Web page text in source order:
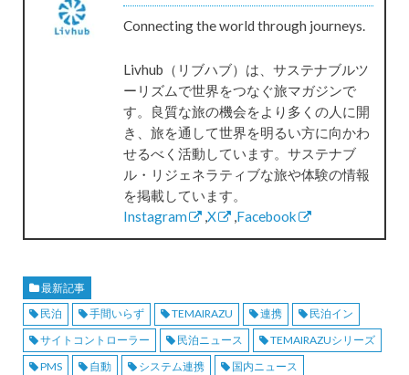
Connecting the world through journeys.
Livhub（リブハブ）は、サステナブルツ
ーリズムで世界をつなぐ旅マガジンで
す。良質な旅の機会をより多くの人に開
き、旅を通して世界を明るい方に向かわ
せるべく活動しています。サステナブ
ル・リジェネラティブな旅や体験の情報
を掲載しています。
Instagram
X Facebook
最新記事
民泊
手間いらず TEMAIRAZU 連携
民泊イン
サイトコントローラー
民泊ニュース
TEMAIRAZUシリーズ
PMS
自動 システム連携
国内ニュース